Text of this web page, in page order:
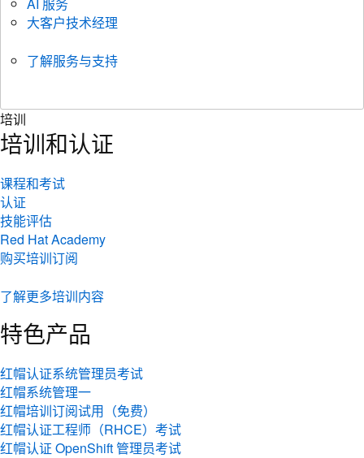
大客户技术经理
了解服务与支持
培训
培训和认证
课程和考试
认证
技能评估
Red Hat Academy
购买培训订阅
了解更多培训内容
特色产品
红帽认证系统管理员考试
红帽系统管理一
红帽培训订阅试用（免费）
红帽认证工程师（RHCE）考试
红帽认证 OpenShift 管理员考试